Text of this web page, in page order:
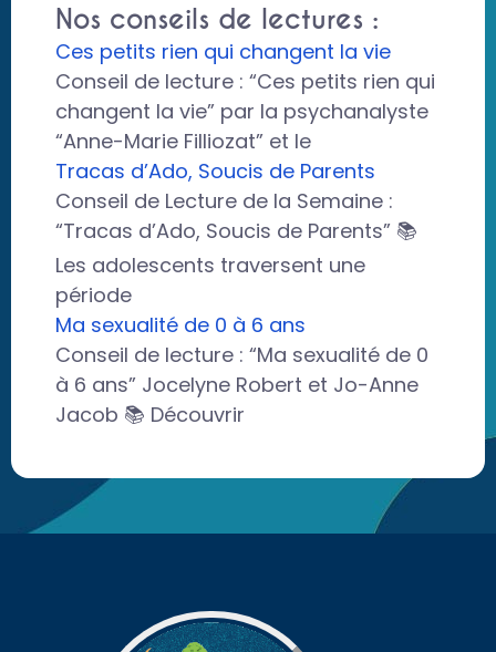
Nos conseils de lectures :
Ces petits rien qui changent la vie
Conseil de lecture : “Ces petits rien qui
changent la vie” par la psychanalyste
“Anne-Marie Filliozat” et le
Tracas d’Ado, Soucis de Parents
Conseil de Lecture de la Semaine :
“Tracas d’Ado, Soucis de Parents” 📚
Les adolescents traversent une
période
Ma sexualité de 0 à 6 ans
Conseil de lecture : “Ma sexualité de 0
à 6 ans” Jocelyne Robert et Jo-Anne
Jacob 📚 Découvrir